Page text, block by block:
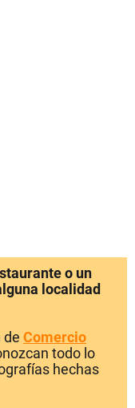
o un
localidad
de Comercio
todo lo
hechas